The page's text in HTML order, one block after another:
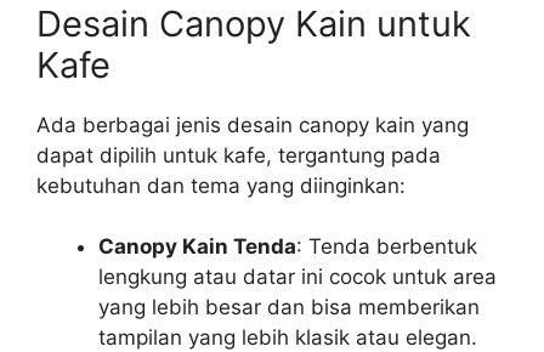
Desain Canopy Kain untuk
Kafe
Ada berbagai jenis desain canopy kain yang
dapat dipilih untuk kafe, tergantung pada
kebutuhan dan tema yang diinginkan:
Canopy Kain Tenda: Tenda berbentuk
lengkung atau datar ini cocok untuk area
yang lebih besar dan bisa memberikan
tampilan yang lebih klasik atau elegan.